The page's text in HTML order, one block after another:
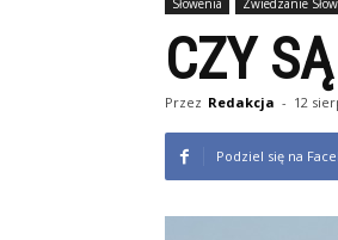
Słowenia Zwiedzanie
CZY
Przez Redakcja - 12
Podziel się na